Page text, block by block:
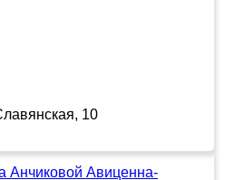
10
Анчиковой Авиценна-